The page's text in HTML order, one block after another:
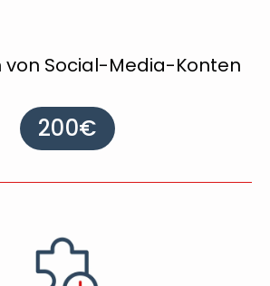
von Social-Media-Konten
200€